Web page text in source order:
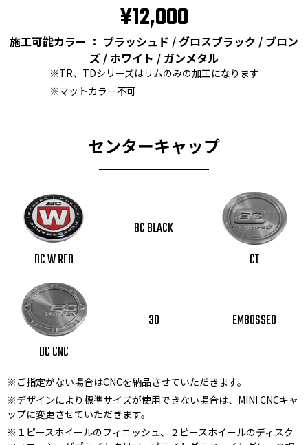
¥12,000
施工可能カラー ： ブラッシュド / グロスブラック / ブロン
ズ / ホワイト / ガンメタル
※TR、TDシリーズはリムのみの加工になります
※マットカラー不可
センターキャップ
BC W RED
BC BLACK
CT
BC CNC
3D EMBOSSED
※ご指定がない場合はCNCを納品させていただきます。
※デザインにより標準サイズが使用できない場合は、MINI CNCキャ
ップに変更させていただきます。
※１ピースホイールのフィニッシュ、２ピースホイールのディスク